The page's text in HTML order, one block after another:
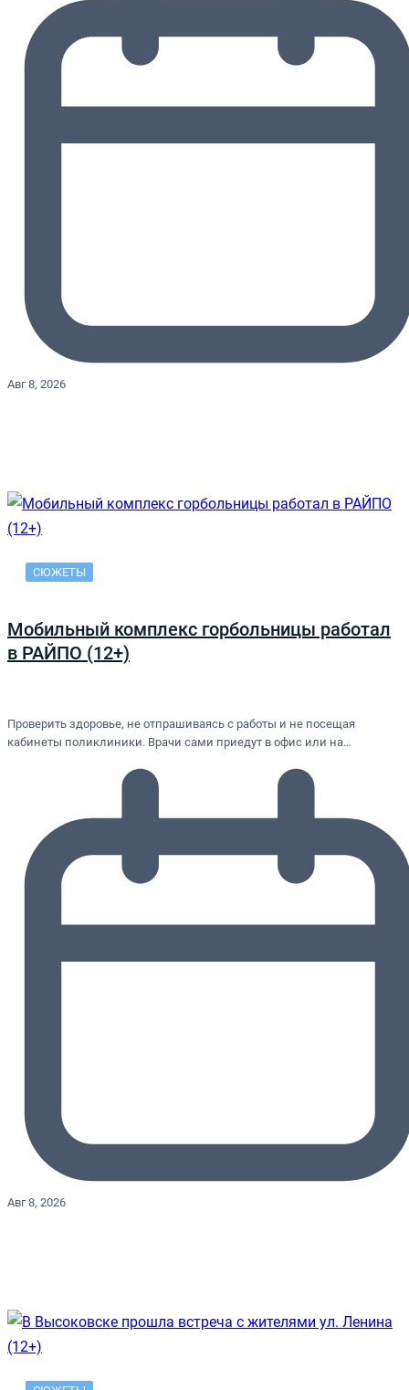
Авг 8, 2026
СЮЖЕТЫ
Мобильный комплекс горбольницы работал
в РАЙПО (12+)
Проверить здоровье, не отпрашиваясь с работы и не посещая
кабинеты поликлиники. Врачи сами приедут в офис или на…
Авг 8, 2026